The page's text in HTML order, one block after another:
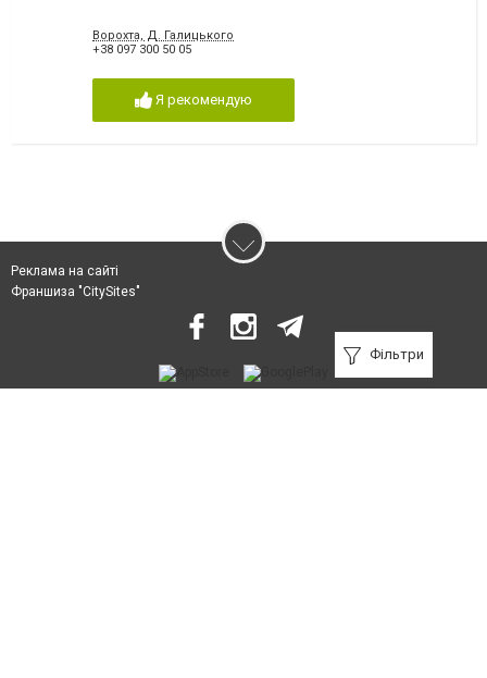
Ворохта, Д. Галицького
+38 097 300 50 05
Я рекомендую
Фільтри
Реклама на сайті
Франшиза "CitySites"